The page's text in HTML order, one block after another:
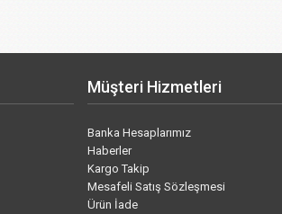
Müşteri Hizmetleri
Banka Hesaplarımız
Haberler
Kargo Takip
Mesafeli Satış Sözleşmesi
Ürün İade